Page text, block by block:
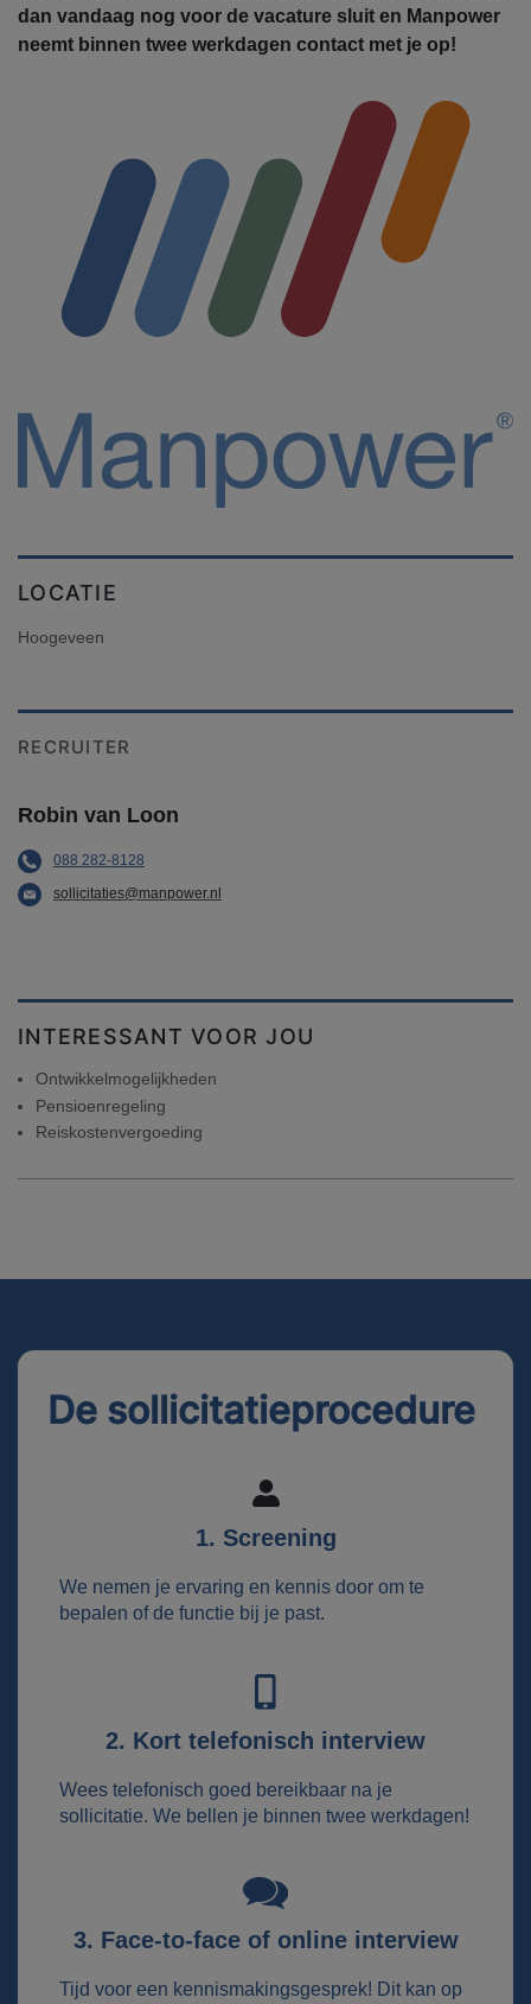
dan vandaag nog voor de vacature sluit en Manpower
neemt binnen twee werkdagen contact met je op!
LOCATIE
Hoogeveen
RECRUITER
Robin van Loon
088 282-8128
sollicitaties@manpower.nl
INTERESSANT VOOR JOU
Ontwikkelmogelijkheden
Pensioenregeling
Reiskostenvergoeding
De sollicitatieprocedure
1. Screening
We nemen je ervaring en kennis door om te
bepalen of de functie bij je past.
2. Kort telefonisch interview
Wees telefonisch goed bereikbaar na je
sollicitatie. We bellen je binnen twee werkdagen!
3. Face-to-face of online interview
Tijd voor een kennismakingsgesprek! Dit kan op